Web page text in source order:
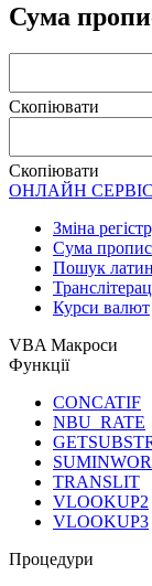
Сума
Скопіювати
Скопіювати
ОНЛАЙН
Зміна
Сума
Пошук
Курси валют
VBA Макроси
Функції
CONCATIF
NBU_RATE
TRANSLIT
VLOOKUP2
VLOOKUP3
Процедури